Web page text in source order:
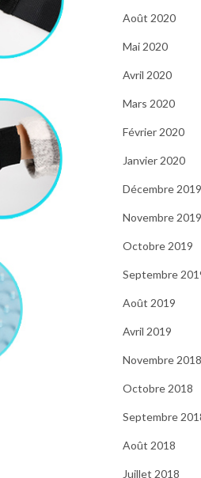
Août 2020
Mai 2020
Avril 2020
Mars 2020
Février 2020
Janvier 2020
Décembre 2019
Novembre 2019
Octobre 2019
Septembre
Août 2019
Avril 2019
Novembre 2018
Octobre 2018
Septembre
Août 2018
Juillet 2018